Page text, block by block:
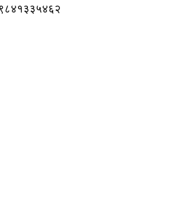
९८४१३३५४६२